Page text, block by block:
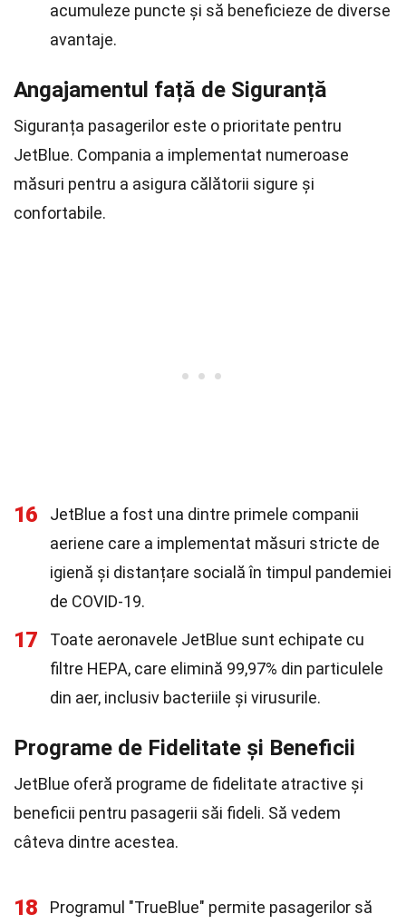
acumuleze puncte și să beneficieze de diverse
avantaje.
Angajamentul față de Siguranță
Siguranța pasagerilor este o prioritate pentru
JetBlue. Compania a implementat numeroase
măsuri pentru a asigura călătorii sigure și
confortabile.
16
JetBlue a fost una dintre primele companii
aeriene care a implementat măsuri stricte de
igienă și distanțare socială în timpul pandemiei
de COVID-19.
17
Toate aeronavele JetBlue sunt echipate cu
filtre HEPA, care elimină 99,97% din particulele
din aer, inclusiv bacteriile și virusurile.
Programe de Fidelitate și Beneficii
JetBlue oferă programe de fidelitate atractive și
beneficii pentru pasagerii săi fideli. Să vedem
câteva dintre acestea.
18 Programul "TrueBlue" permite pasagerilor să